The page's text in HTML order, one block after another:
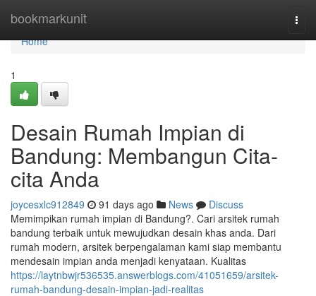
bookmarkunit
Home
Home
1
Desain Rumah Impian di
Bandung: Membangun Cita-
cita Anda
joycesxlc912849 91 days ago News
Discuss
Memimpikan rumah impian di Bandung?. Cari arsitek rumah
bandung terbaik untuk mewujudkan desain khas anda. Dari
rumah modern, arsitek berpengalaman kami siap membantu
mendesain impian anda menjadi kenyataan. Kualitas
https://laytnbwjr536535.answerblogs.com/41051659/arsitek-
rumah-bandung-desain-impian-jadi-realitas